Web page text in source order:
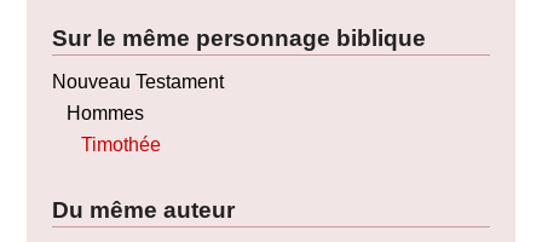
Sur le même personnage biblique
Nouveau Testament
Hommes
Timothée
Du même auteur